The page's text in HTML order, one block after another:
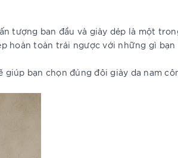
tượng ban đầu và giày dép là một
hoàn toàn trái ngược với những gì bạn
giúp bạn chọn đúng đôi giày da nam